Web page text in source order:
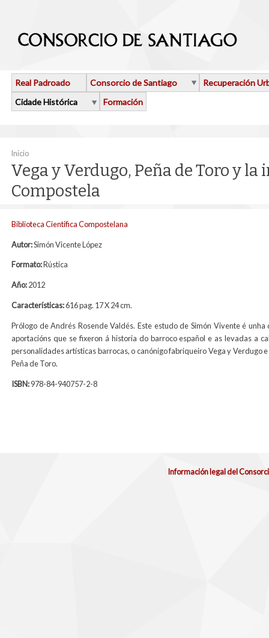
Real Padroado Consorcio de Santiago
Recuperación
Cidade Histórica
Formación
Vostede está aquí
Inicio
Vega y Verdugo, Peña de Toro y
Compostela
Biblioteca Cientifica Compostelana
Autor:Simón Vicente López
Formato:Rústica
Año:2012
Características:616 pag. 17 X 24 cm.
Prólogo de Andrés Rosende Valdés. Este estudo de Simón Vivente é unha
aportacións que se fixeron á historia do barroco español e as levadas a
personalidades artísticas barrocas, o canónigo fabriqueiro Vega y Verdugo
Peña de Toro.
ISBN:978-84-940757-2-8
Información legal del